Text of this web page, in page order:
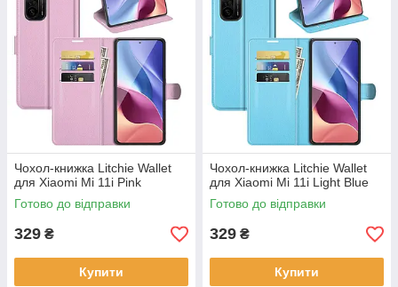
Чохол-книжка Litchie Wallet
для Xiaomi Mi 11i Pink
Готово до відправки
329 ₴
Купити
Чохол-книжка Litchie Wallet
для Xiaomi Mi 11i Light Blue
Готово до відправки
329 ₴
Купити